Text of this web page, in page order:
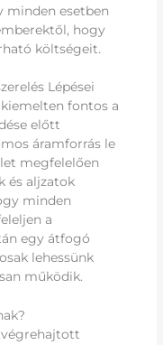
minden esetben
hogy
költségeit.
Lépései
fontos a
előtt
áramforrás le
megfelelően
és aljzatok
minden
a
egy átfogó
lehessünk
működik.
végrehajtott